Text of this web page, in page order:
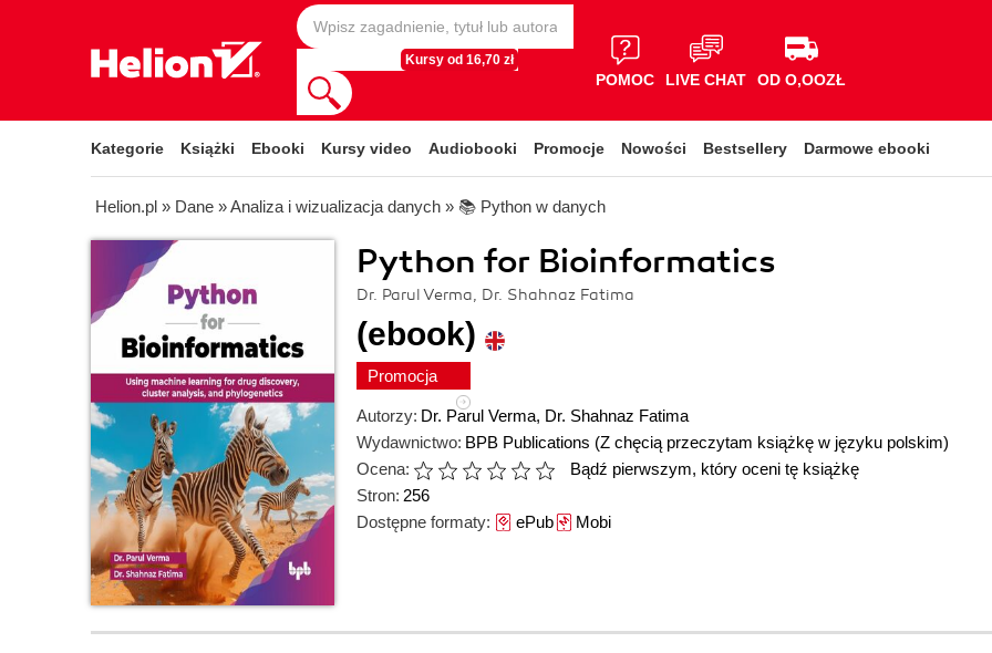
Kursy od 16,70 zł
POMOC LIVE CHAT OD O,OOZŁ
Kategorie Książki Ebooki Kursy video Audiobooki Promocje Nowości Bestsellery Darmowe ebooki
Helion.pl » Dane »Analiza i wizualizacja danych » 📚 Python w danych
Python for Bioinformatics
Dr. Parul Verma, Dr. Shahnaz Fatima
(ebook)
Promocja
Autorzy: Dr. Parul Verma, Dr. Shahnaz Fatima
Wydawnictwo: BPB Publications (Z chęcią przeczytam książkę w języku polskim)
Ocena:
Bądź pierwszym, który oceni tę książkę
Stron: 256
Dostępne formaty: ePubMobi